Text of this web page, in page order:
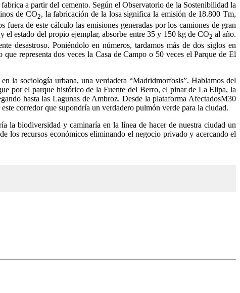
a partir del cemento. Según el Observatorio de la Sostenibilidad la
de CO2, la fabricación de la losa significa la emisión de 18.800 Tm,
de este cálculo las emisiones generadas por los camiones de gran
el estado del propio ejemplar, absorbe entre 35 y 150 kg de CO2 al año.
desastroso. Poniéndolo en números, tardamos más de dos siglos en
representa dos veces la Casa de Campo o 50 veces el Parque de El
la sociología urbana, una verdadera “Madridmorfosis”. Hablamos del
por el parque histórico de la Fuente del Berro, el pinar de La Elipa, la
hasta las Lagunas de Ambroz. Desde la plataforma AfectadosM30
corredor que supondría un verdadero pulmón verde para la ciudad.
la biodiversidad y caminaría en la línea de hacer de nuestra ciudad un
los recursos económicos eliminando el negocio privado y acercando el